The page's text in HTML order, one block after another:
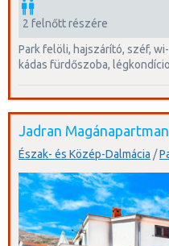
2 felnőtt részére
park felöli, hajszárító, széf, wi-fi, telefon, kisméretű hűtő, tv,
kádas fürdőszoba,
Jadran Magánapartman
Észak- és Közép-Dalmácia /